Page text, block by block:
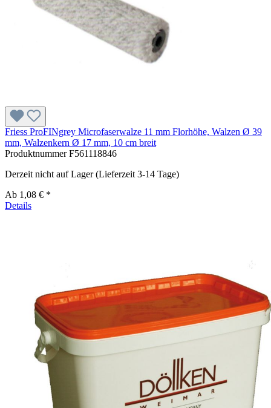
Friess ProFINgrey Microfaserwalze 11 mm Florhöhe, Walzen Ø 39
mm, Walzenkern Ø 17 mm, 10 cm breit
ProduktnummerF561118846
Derzeit nicht auf Lager (Lieferzeit 3-14 Tage)
Ab 1,08 € *
Details